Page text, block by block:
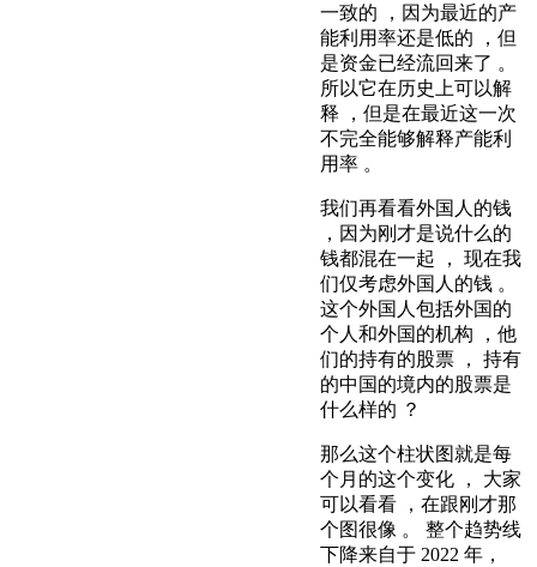
一致的 ，因为最近的产
能利用率还是低的 ，但
是资金已经流回来了 。
所以它在历史上可以解
释 ，但是在最近这一次
不完全能够解释产能利
用率 。
我们再看看外国人的钱
，因为刚才是说什么的
钱都混在一起 ， 现在我
们仅考虑外国人的钱 。
这个外国人包括外国的
个人和外国的机构 ，他
们的持有的股票 ， 持有
的中国的境内的股票是
什么样的 ？
那么这个柱状图就是每
个月的这个变化 ， 大家
可以看看 ，在跟刚才那
个图很像 。 整个趋势线
下降来自于 2022 年，